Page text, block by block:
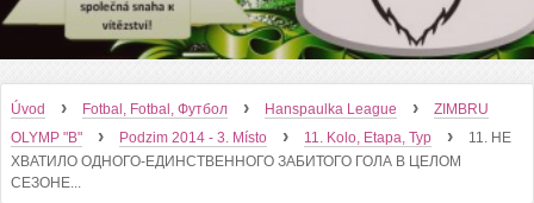
Úvod › Fotbal, Fotbal, Футбол › Hanspaulka League ›
ZIMBRU
OLYMP "B"
› Podzim 2014 - 3. Místo › 11. Kolo, Etapa, Тур ›
11. НЕ
ХВАТИЛО ОДНОГО-ЕДИНСТВЕННОГО ЗАБИТОГО ГОЛА В ЦЕЛОМ
СЕЗОНЕ...